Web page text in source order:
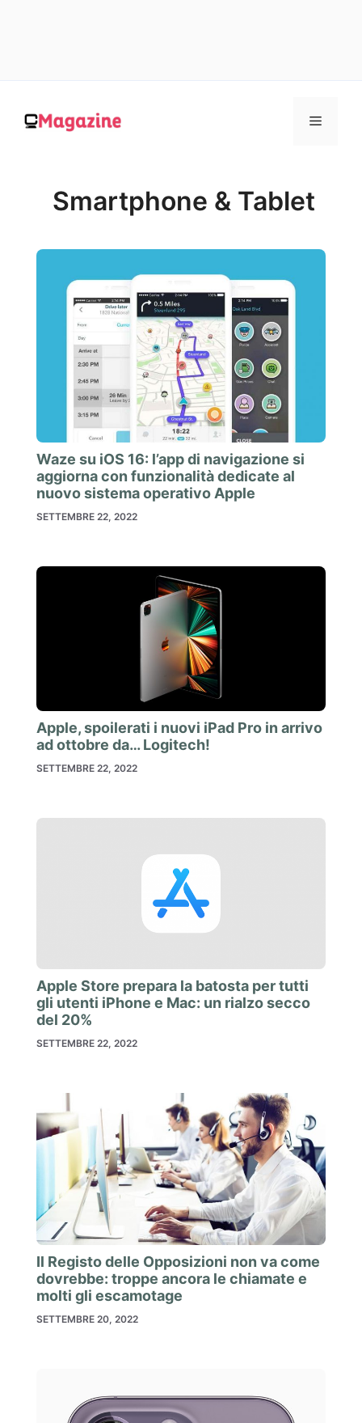
contenuto
MENU
Smartphone & Tablet
Waze su iOS 16: l’app di navigazione si
aggiorna con funzionalità dedicate al
nuovo sistema operativo Apple
SETTEMBRE 22, 2022
Apple, spoilerati i nuovi iPad Pro in arrivo
ad ottobre da… Logitech!
SETTEMBRE 22, 2022
Apple Store prepara la batosta per tutti
gli utenti iPhone e Mac: un rialzo secco
del 20%
SETTEMBRE 22, 2022
Il Registo delle Opposizioni non va come
dovrebbe: troppe ancora le chiamate e
molti gli escamotage
SETTEMBRE 20, 2022